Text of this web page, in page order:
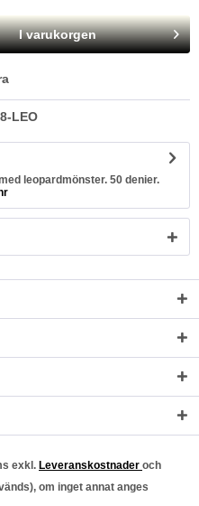
I varukorgen
LEO
leopardmönster. 50 denier.
exkl. Leveranskostnader och
om inget annat anges